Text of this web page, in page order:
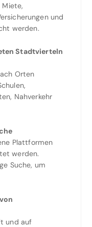
Miete,
und
werden.
Stadtvierteln
Orten
Nahverkehr
Plattformen
werden.
Suche, um
und auf